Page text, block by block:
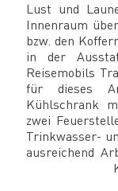
Lust und
Innenraum
bzw. den
in der
Reisemobils
für dieses
Kühlschrank
zwei
Trinkwasser-
ausreichend